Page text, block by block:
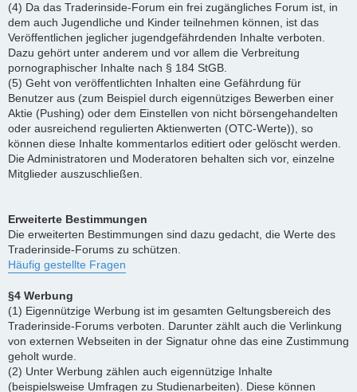
(4) Da das Traderinside-Forum ein frei zugängliches Forum ist, in
dem auch Jugendliche und Kinder teilnehmen können, ist das
Veröffentlichen jeglicher jugendgefährdenden Inhalte verboten.
Dazu gehört unter anderem und vor allem die Verbreitung
pornographischer Inhalte nach § 184 StGB.
(5) Geht von veröffentlichten Inhalten eine Gefährdung für
Benutzer aus (zum Beispiel durch eigennütziges Bewerben einer
Aktie (Pushing) oder dem Einstellen von nicht börsengehandelten
oder ausreichend regulierten Aktienwerten (OTC-Werte)), so
können diese Inhalte kommentarlos editiert oder gelöscht werden.
Die Administratoren und Moderatoren behalten sich vor, einzelne
Mitglieder auszuschließen.
Erweiterte Bestimmungen
Die erweiterten Bestimmungen sind dazu gedacht, die Werte des
Traderinside-Forums zu schützen.
Häufig gestellte Fragen
§4 Werbung
(1) Eigennützige Werbung ist im gesamten Geltungsbereich des
Traderinside-Forums verboten. Darunter zählt auch die Verlinkung
von externen Webseiten in der Signatur ohne das eine Zustimmung
geholt wurde.
(2) Unter Werbung zählen auch eigennützige Inhalte
(beispielsweise Umfragen zu Studienarbeiten). Diese können